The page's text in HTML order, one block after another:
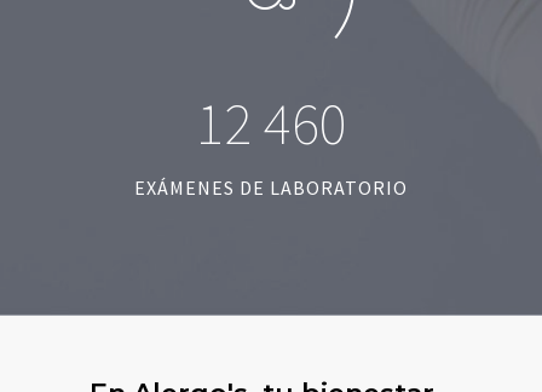
12 460
EXÁMENES DE LABORATORIO